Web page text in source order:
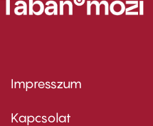
Footer
first
Impresszum
Kapcsolat